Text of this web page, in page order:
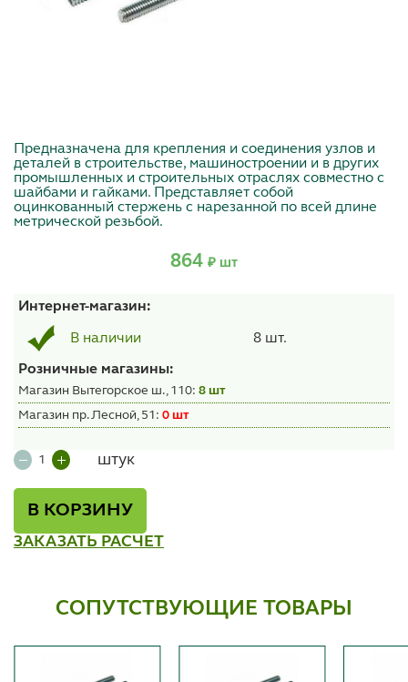
Предназначена для крепления и соединения узлов и
деталей в строительстве, машиностроении и в других
промышленных и строительных отраслях совместно с
шайбами и гайками. Представляет собой
оцинкованный стержень с нарезанной по всей длине
метрической резьбой.
864 ₽ шт
Интернет-магазин:
В наличии 8 шт.
Розничные магазины:
Магазин Вытегорское ш., 110: 8 шт
Магазин пр. Лесной, 51: 0 шт
штук
В КОРЗИНУ
ЗАКАЗАТЬ РАСЧЕТ
СОПУТСТВУЮЩИЕ ТОВАРЫ